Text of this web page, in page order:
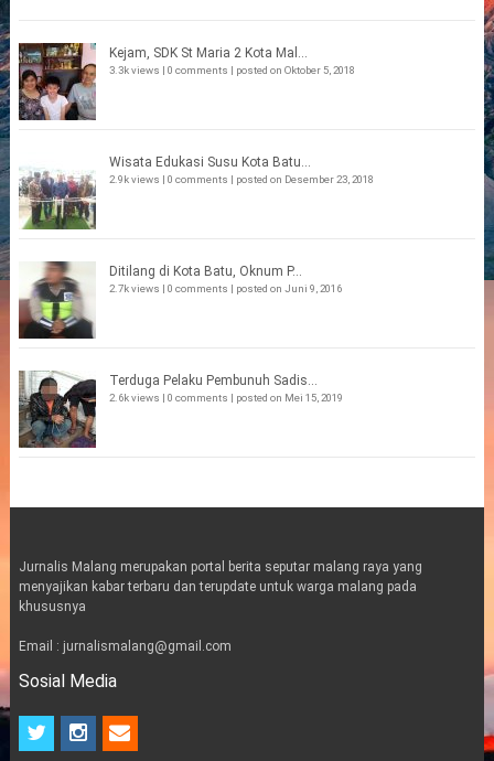
Kejam, SDK St Maria 2 Kota Mal...
3.3k views | 0 comments | posted on Oktober 5, 2018
Wisata Edukasi Susu Kota Batu...
2.9k views | 0 comments | posted on Desember 23, 2018
Ditilang di Kota Batu, Oknum P...
2.7k views | 0 comments | posted on Juni 9, 2016
Terduga Pelaku Pembunuh Sadis...
2.6k views | 0 comments | posted on Mei 15, 2019
Jurnalis Malang merupakan portal berita seputar malang raya yang
menyajikan kabar terbaru dan terupdate untuk warga malang pada
khususnya
Email : jurnalismalang@gmail.com
Sosial Media
t
i
n
e
m